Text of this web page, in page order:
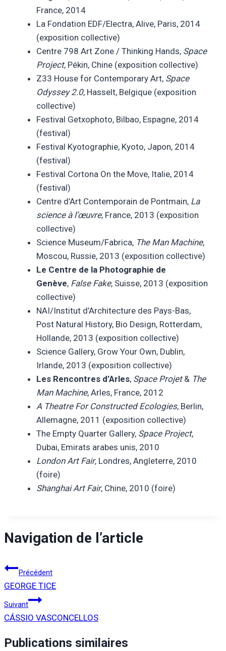
France, 2014
La Fondation EDF/Electra, Alive, Paris, 2014
(exposition collective)
Centre 798 Art Zone / Thinking Hands, Space
Project, Pékin, Chine (exposition collective)
Z33 House for Contemporary Art, Space
Odyssey 2.0, Hasselt, Belgique (exposition
collective)
Festival Getxophoto, Bilbao, Espagne, 2014
(festival)
Festival Kyotographie, Kyoto, Japon, 2014
(festival)
Festival Cortona On the Move, Italie, 2014
(festival)
Centre d’Art Contemporain de Pontmain, La
science à l’œuvre, France, 2013 (exposition
collective)
Science Museum/Fabrica, The Man Machine,
Moscou, Russie, 2013 (exposition collective)
Le Centre de la Photographie de
Genève, False Fake, Suisse, 2013 (exposition
collective)
NAI/Institut d’Architecture des Pays-Bas,
Post Natural History, Bio Design, Rotterdam,
Hollande, 2013 (exposition collective)
Science Gallery, Grow Your Own, Dublin,
Irlande, 2013 (exposition collective)
Les Rencontres d’Arles, Space Projet& The
Man Machine, Arles, France, 2012
A Theatre For Constructed Ecologies, Berlin,
Allemagne, 2011 (exposition collective)
The Empty Quarter Gallery, Space Project,
Dubai, Emirats arabes unis, 2010
London Art Fair, Londres, Angleterre, 2010
(foire)
Shanghai Art Fair, Chine, 2010 (foire)
Navigation de l’article
Précédent
GEORGE TICE
Suivant
CÁSSIO VASCONCELLOS
Publications similaires